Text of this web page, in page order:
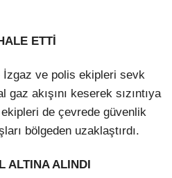
ETTİ
İzgaz ve polis ekipleri sevk
akışını keserek sızıntıya
de çevrede güvenlik
bölgeden uzaklaştırdı.
ALTINA ALINDI